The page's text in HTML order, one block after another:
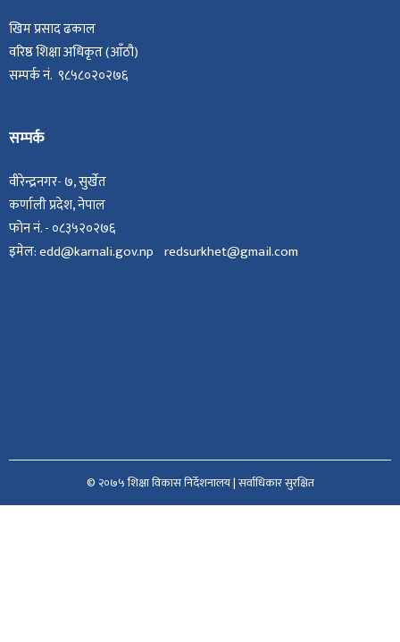
खिम प्रसाद ढकाल
वरिष्ठ शिक्षा अधिकृत (आँठौ)
सम्पर्क नं. ९८५८०२०२७६
सम्पर्क
वीरेन्द्रनगर- ७, सुर्खेत
कर्णाली प्रदेश, नेपाल
फोन नं. - ०८३५२०२७६
इमेल: edd@karnali.gov.np redsurkhet@gmail.com
© २०७५ शिक्षा विकास निर्देशनालय | सर्वाधिकार सुरक्षित